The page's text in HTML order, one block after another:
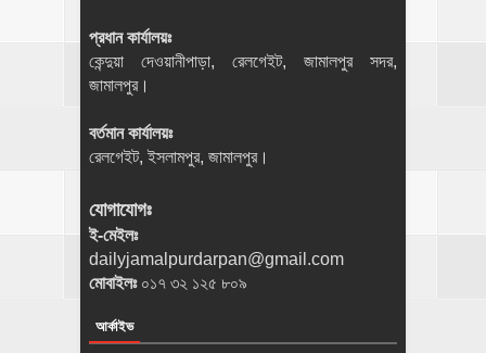
প্রধান কার্যালয়ঃ
কেন্দুয়া দেওয়ানীপাড়া, রেলগেইট, জামালপুর সদর,
জামালপুর।
বর্তমান কার্যালয়ঃ
রেলগেইট, ইসলামপুর, জামালপুর।
যোগাযোগঃ
ই-মেইলঃ
dailyjamalpurdarpan@gmail.com
মোবাইলঃ ০১৭ ৩২ ১২৫ ৮০৯
আর্কাইভ